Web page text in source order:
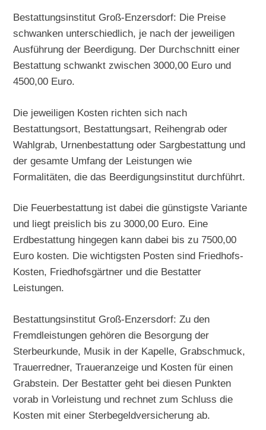
Bestattungsinstitut Groß-Enzersdorf: Die Preise
schwanken unterschiedlich, je nach der jeweiligen
Ausführung der Beerdigung. Der Durchschnitt einer
Bestattung schwankt zwischen 3000,00 Euro und
4500,00 Euro.
Die jeweiligen Kosten richten sich nach
Bestattungsort, Bestattungsart, Reihengrab oder
Wahlgrab, Urnenbestattung oder Sargbestattung und
der gesamte Umfang der Leistungen wie
Formalitäten, die das Beerdigungsinstitut durchführt.
Die Feuerbestattung ist dabei die günstigste Variante
und liegt preislich bis zu 3000,00 Euro. Eine
Erdbestattung hingegen kann dabei bis zu 7500,00
Euro kosten. Die wichtigsten Posten sind Friedhofs-
Kosten, Friedhofsgärtner und die Bestatter
Leistungen.
Bestattungsinstitut Groß-Enzersdorf: Zu den
Fremdleistungen gehören die Besorgung der
Sterbeurkunde, Musik in der Kapelle, Grabschmuck,
Trauerredner, Traueranzeige und Kosten für einen
Grabstein. Der Bestatter geht bei diesen Punkten
vorab in Vorleistung und rechnet zum Schluss die
Kosten mit einer Sterbegeldversicherung ab.